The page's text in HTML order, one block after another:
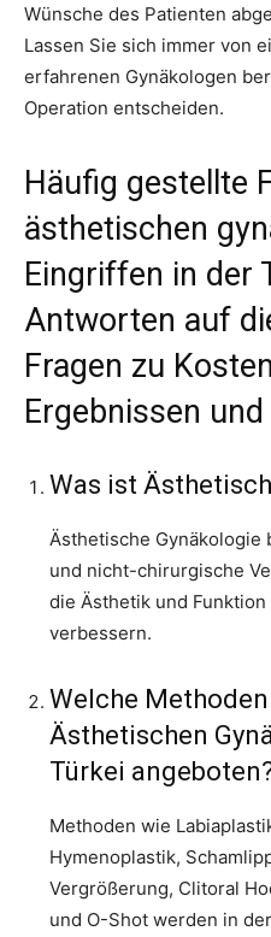
Wünsche des Patienten
Lassen Sie sich immer von
erfahrenen Gynäkologen
Operation entscheiden.
Häufig gestellte
ästhetischen
Eingriffen in der
Antworten auf
Fragen zu
Ergebnissen
Was ist
Ästhetische
und nicht-chirurgische
die Ästhetik und
verbessern.
Welche
Ästhetischen
Türkei
Methoden wie
Hymenoplastik,
Vergrößerung, Clitoral
und O-Shot werden in